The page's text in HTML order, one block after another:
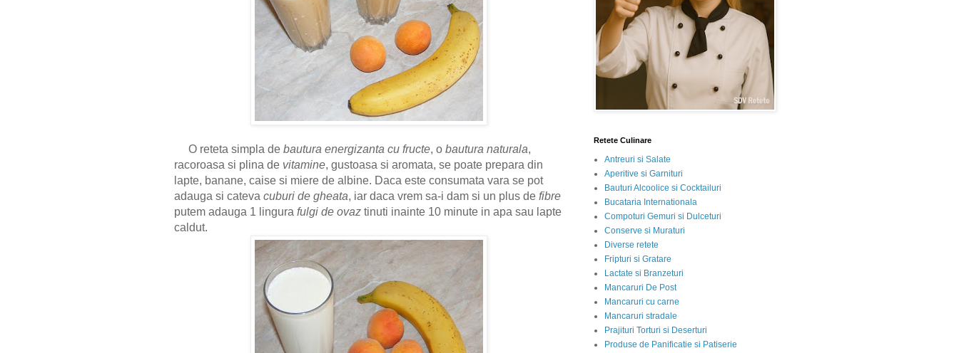
O reteta simpla de bautura energizanta cu fructe, o bautura naturala,
racoroasa si plina de vitamine, gustoasa si aromata, se poate prepara din
lapte, banane, caise si miere de albine. Daca este consumata vara se pot
adauga si cateva cuburi de gheata, iar daca vrem sa-i dam si un plus de fibre
putem adauga 1 lingura fulgi de ovaz tinuti inainte 10 minute in apa sau lapte
caldut.
Retete Culinare
Antreuri si Salate
Aperitive si Garnituri
Bauturi Alcoolice si Cocktailuri
Bucataria Internationala
Compoturi Gemuri si Dulceturi
Conserve si Muraturi
Diverse retete
Fripturi si Gratare
Lactate si Branzeturi
Mancaruri De Post
Mancaruri cu carne
Mancaruri stradale
Prajituri Torturi si Deserturi
Produse de Panificatie si Patiserie